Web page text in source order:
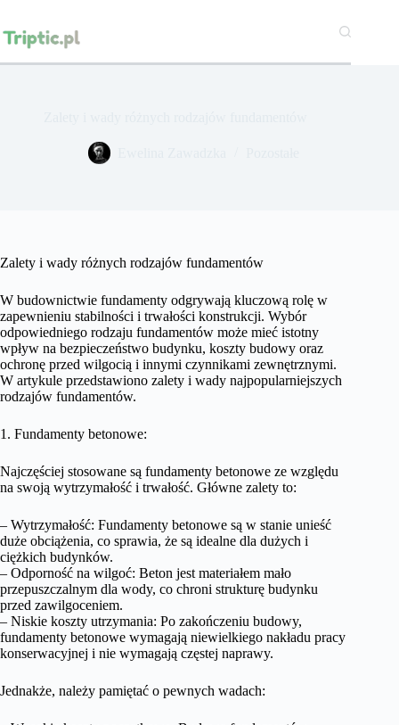
treści
Zalety i wady różnych rodzajów fundamentów
W budownictwie fundamenty odgrywają kluczową rolę w
zapewnieniu stabilności i trwałości konstrukcji. Wybór
odpowiedniego rodzaju fundamentów może mieć istotny
wpływ na bezpieczeństwo budynku, koszty budowy oraz
ochronę przed wilgocią i innymi czynnikami zewnętrznymi.
W artykule przedstawiono zalety i wady najpopularniejszych
rodzajów fundamentów.
1. Fundamenty betonowe:
Najczęściej stosowane są fundamenty betonowe ze względu
na swoją wytrzymałość i trwałość. Główne zalety to:
– Wytrzymałość: Fundamenty betonowe są w stanie unieść
duże obciążenia, co sprawia, że są idealne dla dużych i
ciężkich budynków.
– Odporność na wilgoć: Beton jest materiałem mało
przepuszczalnym dla wody, co chroni strukturę budynku
przed zawilgoceniem.
– Niskie koszty utrzymania: Po zakończeniu budowy,
fundamenty betonowe wymagają niewielkiego nakładu pracy
konserwacyjnej i nie wymagają częstej naprawy.
Jednakże, należy pamiętać o pewnych wadach: